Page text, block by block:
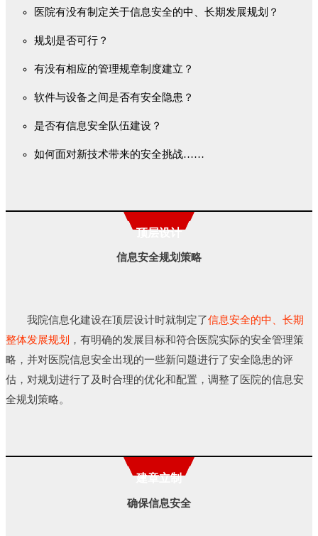
医院有没有制定关于信息安全的中、长期发展规划？
规划是否可行？
有没有相应的管理规章制度建立？
软件与设备之间是否有安全隐患？
是否有信息安全队伍建设？
如何面对新技术带来的安全挑战……
顶层设计
信息安全规划策略
我院信息化建设在顶层设计时就制定了信息安全的中、长期
整体发展规划 ，有明确的发展目标和符合医院实际的安全管理策
略，并对医院信息安全出现的一些新问题进行了安全隐患的评
估，对规划进行了及时合理的优化和配置，调整了医院的信息安
全规划策略。
建章立制
确保信息安全